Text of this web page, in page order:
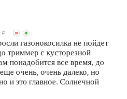
#
газонокосилка не пойдет
триммер с кусторезной
понадобится все время, до
очень, очень далеко, но
и это главное. Солнечной